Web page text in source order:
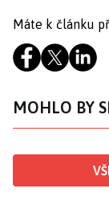
Máte k článku
MOHLO BY